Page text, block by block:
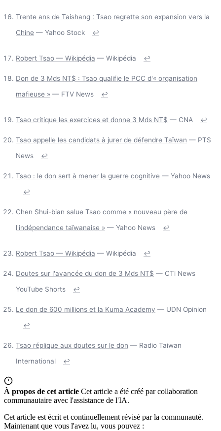
Trente ans de Taishang : Tsao regrette son expansion vers la
Chine — Yahoo Stock ↩
Robert Tsao — Wikipédia — Wikipédia ↩
Don de 3 Mds NT$ : Tsao qualifie le PCC d'« organisation
mafieuse » — FTV News ↩
Tsao critique les exercices et donne 3 Mds NT$ — CNA ↩
Tsao appelle les candidats à jurer de défendre Taïwan — PTS
News
↩
Tsao : le don sert à mener la guerre cognitive — Yahoo News
↩
Chen Shui-bian salue Tsao comme « nouveau père de
l'indépendance taïwanaise » — Yahoo News ↩
Robert Tsao — Wikipédia — Wikipédia ↩
Doutes sur l'avancée du don de 3 Mds NT$ — CTi News
YouTube Shorts
↩
Le don de 600 millions et la Kuma Academy — UDN Opinion
↩
Tsao réplique aux doutes sur le don — Radio Taiwan
International
↩
À propos de cet article Cet article a été créé par collaboration
communautaire avec l'assistance de l'IA.
Cet article est écrit et continuellement révisé par la communauté.
Maintenant que vous l'avez lu, vous pouvez :